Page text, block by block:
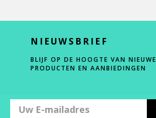
NIEUWSBRIEF
BLIJF OP DE HOOGTE VAN NIEUWE
PRODUCTEN EN AANBIEDINGEN